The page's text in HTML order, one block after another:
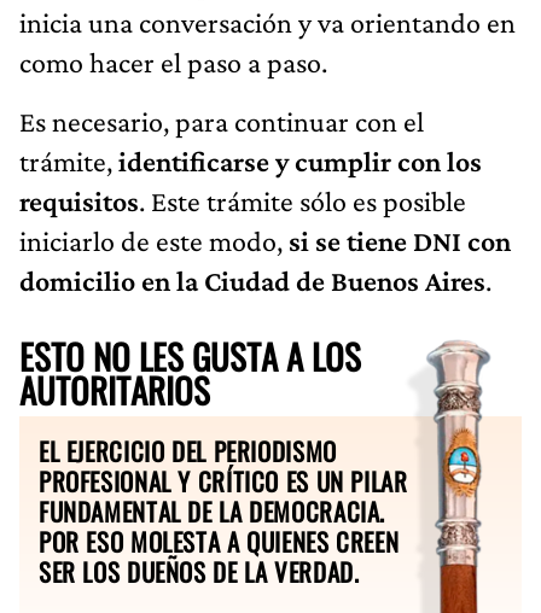
inicia una conversación y va orientando en
como hacer el paso a paso.
Es necesario, para continuar con el
trámite,identificarse y cumplir con los
requisitos. Este trámite sólo es posible
iniciarlo de este modo, si se tiene DNI con
domicilio en la Ciudad de Buenos Aires.
ESTO NO LES GUSTA A LOS
AUTORITARIOS
EL EJERCICIO DEL PERIODISMO
PROFESIONAL Y CRÍTICO ES UN PILAR
FUNDAMENTAL DE LA DEMOCRACIA.
POR ESO MOLESTA A QUIENES CREEN
SER LOS DUEÑOS DE LA VERDAD.